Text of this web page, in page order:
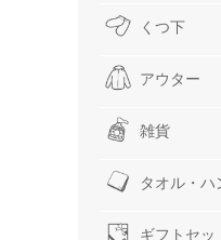
くつ下
アウター
雑貨
タオル・ハ
ギフトセッ